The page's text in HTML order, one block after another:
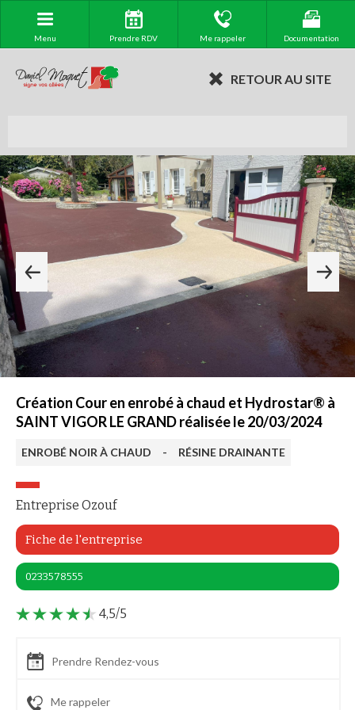
Menu Prendre RDV Me rappeler Documentation
RETOUR AU SITE
Création Cour en enrobé à chaud et Hydrostar® à
SAINT VIGOR LE GRAND réalisée le 20/03/2024
ENROBÉ NOIR À CHAUD - RÉSINE DRAINANTE
Entreprise Ozouf
Fiche de l'entreprise
0233578555
4,5/5
Prendre Rendez-vous
Me rappeler